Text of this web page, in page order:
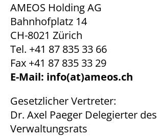
AMEOS Holding AG
Bahnhofplatz 14
CH-8021 Zürich
Tel. +41 87 835 33 66
Fax +41 87 835 33 29
E-Mail: info(at)ameos.ch
Gesetzlicher Vertreter:
Dr. Axel Paeger Delegierter des
Verwaltungsrats